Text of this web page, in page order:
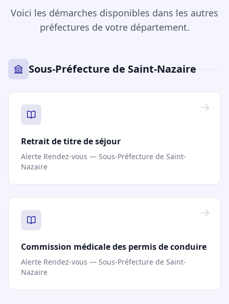
Voici les démarches disponibles dans les autres
préfectures de votre département.
Sous-Préfecture de Saint-Nazaire
Retrait de titre de séjour
Alerte Rendez-vous — Sous-Préfecture de Saint-
Nazaire
Commission médicale des permis de conduire
Alerte Rendez-vous — Sous-Préfecture de Saint-
Nazaire